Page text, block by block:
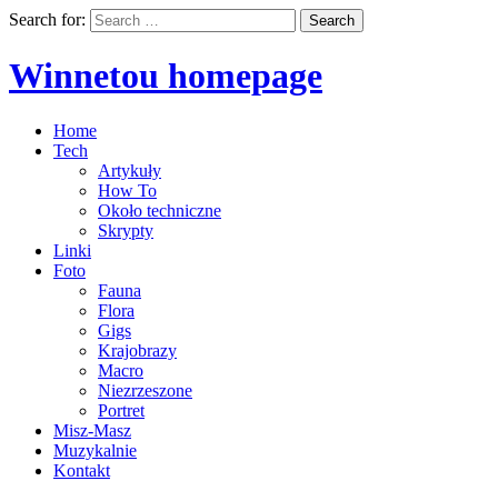
Search for:
Winnetou homepage
Home
Tech
Artykuły
How To
Około techniczne
Skrypty
Linki
Foto
Fauna
Flora
Gigs
Krajobrazy
Macro
Niezrzeszone
Portret
Misz-Masz
Muzykalnie
Kontakt